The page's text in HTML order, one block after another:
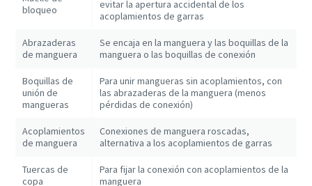
bloqueo
evitar la apertura accidental de los
acoplamientos de garras
Abrazaderas
de manguera
Se encaja en la manguera y las boquillas de la
manguera o las boquillas de conexión
Boquillas de
unión de
mangueras
Para unir mangueras sin acoplamientos, con
las abrazaderas de la manguera (menos
pérdidas de conexión)
Acoplamientos
de manguera
Conexiones de manguera roscadas,
alternativa a los acoplamientos de garras
Tuercas de
copa
Para fijar la conexión con acoplamientos de la
manguera